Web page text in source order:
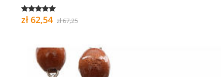
zł 62,54 zł 67,25